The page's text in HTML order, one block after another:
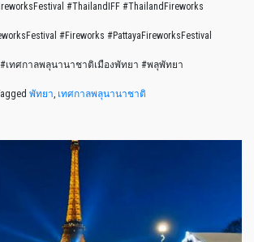
#ThailandIFF #ThailandFireworks
#Fireworks #PattayaFireworksFestival
#เทศกาลพลุนานาชาติเมืองพัทยา #พลุพัทยา
พัทยา, เทศกาลพลุนานาชาติ